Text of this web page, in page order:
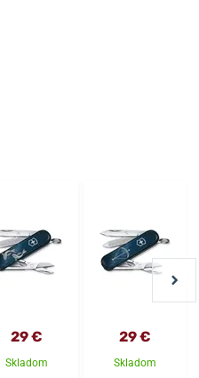
29 €
Skladom
29 €
Skladom